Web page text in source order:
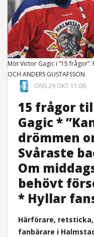
Möt Victor Gagic i ”15 frågor”.
OCH ANDERS GUSTAFSSON
ONS 29 OKT 11:00
15 frågor
Gagic *
drömmen
Svåraste
Om
behövt
* Hyllar
Härförare,
fanbärare i